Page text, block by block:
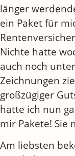
länger
ein Paket für
Nichte hatte
auch noch
Zeichnungen
großzügiger
hatte ich nun
mir Pakete! Sie
Am liebsten